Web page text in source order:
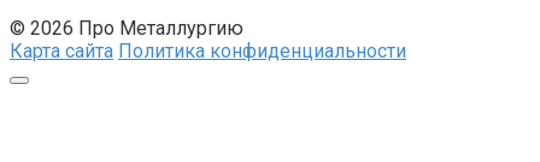
© 2026 Про Металлургию
Карта сайта Политика конфиденциальности